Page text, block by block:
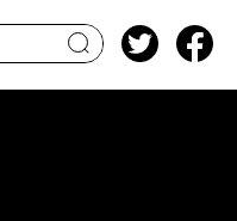
search